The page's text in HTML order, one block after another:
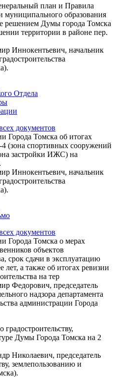
план и Правила
муниципального образования
решением Думы города Томска
территории в районе пер.
Иннокентьевич, начальник
Отдела
документов
Города Томска об итогах
(зона спортивных сооружений
застройки ИЖС) на
Иннокентьевич, начальник
документов
Города Томска о мерах
объектов
срок сдачи в эксплуатацию
а также об итогах ревизии
на тер
Федорович, председатель
надзора департамента
администрации Города
Думы Города Томска на 2
Николаевич, председатель
землепользованию и